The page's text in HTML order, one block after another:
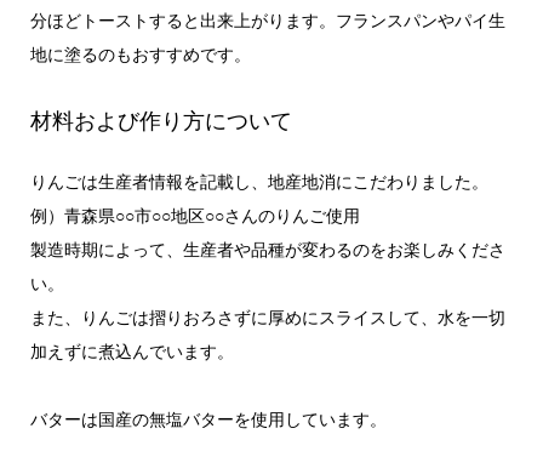
分ほどトーストすると出来上がります。フランスパンやパイ生
地に塗るのもおすすめです。
材料および作り方について
りんごは生産者情報を記載し、地産地消にこだわりました。
例）青森県○○市○○地区○○さんのりんご使用
製造時期によって、生産者や品種が変わるのをお楽しみくださ
い。
また、りんごは摺りおろさずに厚めにスライスして、水を一切
加えずに煮込んでいます。
バターは国産の無塩バターを使用しています。